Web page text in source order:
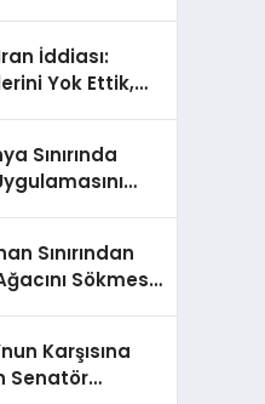
İddiası:
Yok Ettik,
Sınırında
Sınırından
Sökmesi
Karşısına
Senatör